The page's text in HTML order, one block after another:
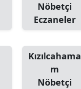
Nöbetçi
Eczaneler
Kızılcahama
m
Nöbetçi